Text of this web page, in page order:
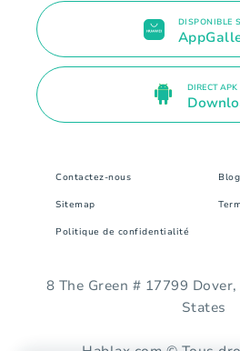
DISPONIBLE
DIRECT APK
Contactez-nous Blog
Sitemap
Politique de confidentialité
8 The Green # 17799
States